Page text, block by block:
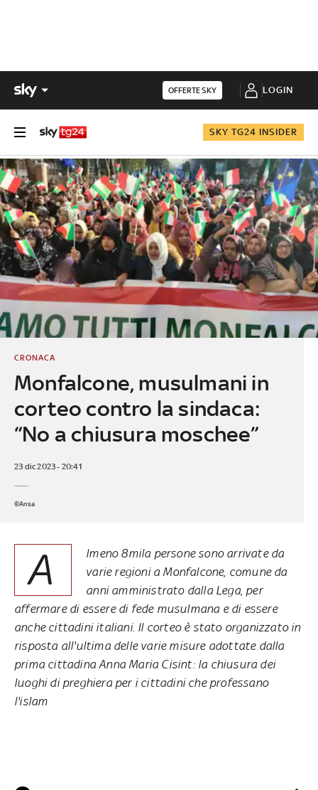
OFFERTE SKY LOGIN
SKY TG24 INSIDER
Monfalcone, musulmani in
corteo contro la sindaca:
“No a chiusura moschee”
CRONACA
23 dic 2023 - 20:41
©Ansa
A
lmeno 8mila persone sono arrivate da
varie regioni a Monfalcone, comune da
anni amministrato dalla Lega, per
affermare di essere di fede musulmana e di essere
anche cittadini italiani. Il corteo è stato organizzato in
risposta all'ultima delle varie misure adottate dalla
prima cittadina Anna Maria Cisint: la chiusura dei
luoghi di preghiera per i cittadini che professano
l'islam